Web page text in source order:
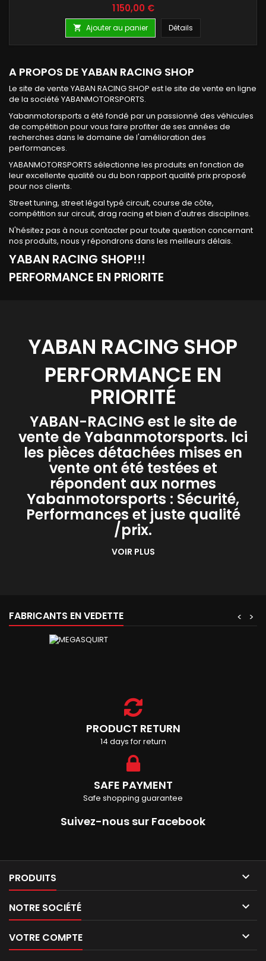
Prix
1 150,00 €
 Ajouter au panier Détails
A PROPOS DE YABAN RACING SHOP
Le site de vente YABAN RACING SHOP est le site de vente en ligne
de la société YABANMOTORSPORTS.
Yabanmotorsports a été fondé par un passionné des véhicules
de compétition pour vous faire profiter de ses années de
recherches dans le domaine de l'amélioration des
performances.
YABANMOTORSPORTS sélectionne les produits en fonction de
leur excellente qualité ou du bon rapport qualité prix proposé
pour nos clients.
Street tuning, street légal typé circuit, course de côte,
compétition sur circuit, drag racing et bien d'autres disciplines.
N'hésitez pas à nous contacter pour toute question concernant
nos produits, nous y répondrons dans les meilleurs délais.
YABAN RACING SHOP!!!
PERFORMANCE EN PRIORITE
YABAN RACING SHOP
PERFORMANCE EN
PRIORITÉ
YABAN-RACING est le site de
vente de Yabanmotorsports. Ici
les pièces détachées mises en
vente ont été testées et
répondent aux normes
Yabanmotorsports : Sécurité,
Performances et juste qualité
/prix.
VOIR PLUS
FABRICANTS EN VEDETTE >
<
PRODUCT RETURN
14 days for return
SAFE PAYMENT
Safe shopping guarantee
Suivez-nous sur Facebook
PRODUITS 
NOTRE SOCIÉTÉ 
VOTRE COMPTE 